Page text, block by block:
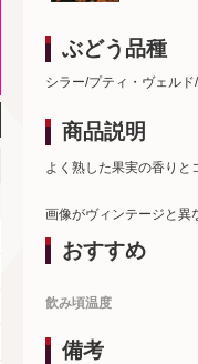
ぶどう品種
シラー/プティ・ヴェル
商品説明
よく熟した果実の香りと
画像がヴィンテージと異
おすすめ
飲み頃温度
備考